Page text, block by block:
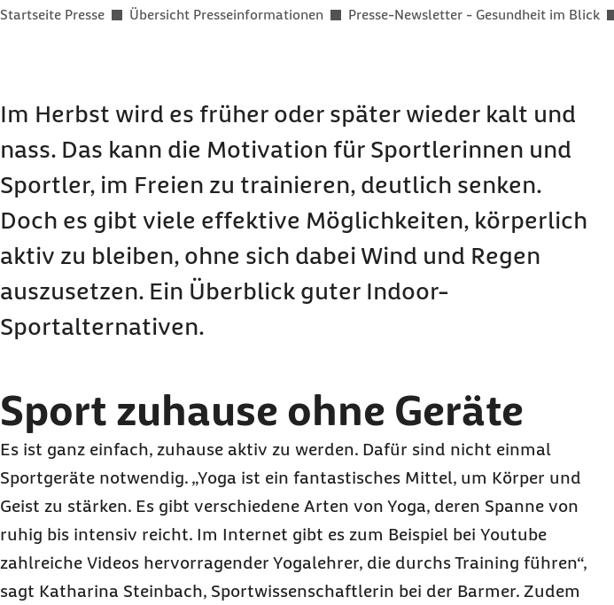
Sie befinden sich hier:
Startseite Presse Übersicht Presseinformationen Presse-Newsletter - Gesundheit im Blick
Im Herbst wird es früher oder später wieder kalt und
nass. Das kann die Motivation für Sportlerinnen und
Sportler, im Freien zu trainieren, deutlich senken.
Doch es gibt viele effektive Möglichkeiten, körperlich
aktiv zu bleiben, ohne sich dabei Wind und Regen
auszusetzen. Ein Überblick guter Indoor-
Sportalternativen.
Sport zuhause ohne Geräte
Es ist ganz einfach, zuhause aktiv zu werden. Dafür sind nicht einmal
Sportgeräte notwendig. „Yoga ist ein fantastisches Mittel, um Körper und
Geist zu stärken. Es gibt verschiedene Arten von Yoga, deren Spanne von
ruhig bis intensiv reicht. Im Internet gibt es zum Beispiel bei Youtube
zahlreiche Videos hervorragender Yogalehrer, die durchs Training führen“,
sagt Katharina Steinbach, Sportwissenschaftlerin bei der Barmer. Zudem